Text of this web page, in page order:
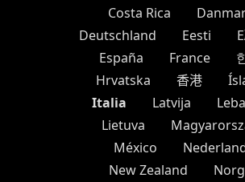
Costa Rica
Deutschland
Eesti
España
France
Hrvatska
香港
Italia
Latvija
Lietuva
México
New Zealand